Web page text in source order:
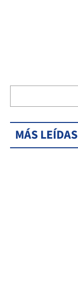
MÁS LEÍDAS